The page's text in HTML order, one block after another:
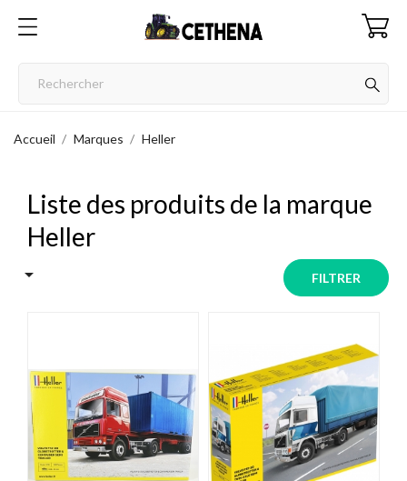
Accueil Marques Heller
Liste des produits de la marque
Heller
 FILTRER